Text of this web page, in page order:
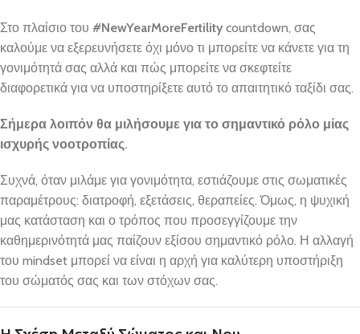
Στο πλαίσιο του #NewYearMoreFertility countdown, σας
καλούμε να εξερευνήσετε όχι μόνο τι μπορείτε να κάνετε για τη
γονιμότητά σας αλλά και πώς μπορείτε να σκεφτείτε
διαφορετικά για να υποστηρίξετε αυτό το απαιτητικό ταξίδι σας.
Σήμερα λοιπόν θα μιλήσουμε για το σημαντικό ρόλο μίας
ισχυρής νοοτροπίας.
Συχνά, όταν μιλάμε για γονιμότητα, εστιάζουμε στις σωματικές
παραμέτρους: διατροφή, εξετάσεις, θεραπείες. Όμως, η ψυχική
μας κατάσταση και ο τρόπος που προσεγγίζουμε την
καθημερινότητά μας παίζουν εξίσου σημαντικό ρόλο. Η αλλαγή
του mindset μπορεί να είναι η αρχή για καλύτερη υποστήριξη
του σώματός σας και των στόχων σας.